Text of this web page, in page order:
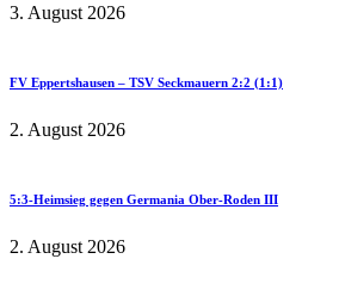
3. August 2026
FV Eppertshausen – TSV Seckmauern 2:2 (1:1)
2. August 2026
5:3-Heimsieg gegen Germania Ober-Roden III
2. August 2026